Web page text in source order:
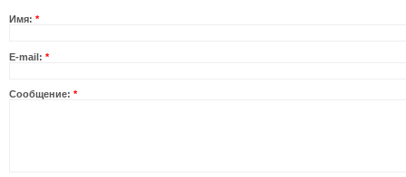
Имя: *
Е-mail: *
Сообщение: *